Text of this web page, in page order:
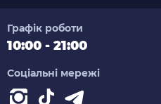
Графік роботи
10:00 - 21:00
Соціальні мережі